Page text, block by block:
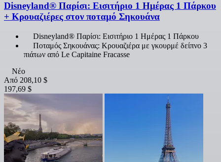
Disneyland® Παρίσι: Εισιτήριο 1 Ημέρας 1 Πάρκου
+ Κρουαζιέρες στον ποταμό Σηκουάνα
Disneyland® Παρίσι: Εισιτήριο 1 Ημέρας 1 Πάρκου
Ποταμός Σηκουάνας: Κρουαζιέρα με γκουρμέ δείπνο 3
πιάτων από Le Capitaine Fracasse
Νέο
Από 208,10 $
197,69 $